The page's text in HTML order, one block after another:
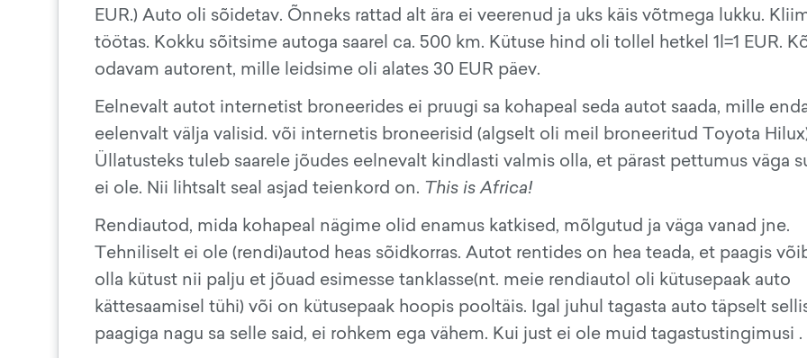
EUR.) Auto oli sõidetav. Õnneks rattad alt ära ei veerenud ja uks käis võtmega lukku.
töötas. Kokku sõitsime autoga saarel ca. 500 km. Kütuse hind oli tollel hetkel 1l=1 EUR.
odavam autorent, mille leidsime oli alates 30 EUR päev.
Eelnevalt autot internetist broneerides ei pruugi sa kohapeal seda autot saada, mille
eelenvalt välja valisid. või internetis broneerisid (algselt oli meil broneeritud Toyota
Üllatusteks tuleb saarele jõudes eelnevalt kindlasti valmis olla, et pärast pettumus väga
ei ole. Nii lihtsalt seal asjad teienkord on. This is Africa!
Rendiautod, mida kohapeal nägime olid enamus katkised, mõlgutud ja väga vanad jne.
Tehniliselt ei ole (rendi)autod heas sõidkorras. Autot rentides on hea teada, et paagis
olla kütust nii palju et jõuad esimesse tanklasse(nt. meie rendiautol oli kütusepaak auto
kättesaamisel tühi) või on kütusepaak hoopis pooltäis. Igal juhul tagasta auto täpselt
paagiga nagu sa selle said, ei rohkem ega vähem. Kui just ei ole muid tagastustingimusi .